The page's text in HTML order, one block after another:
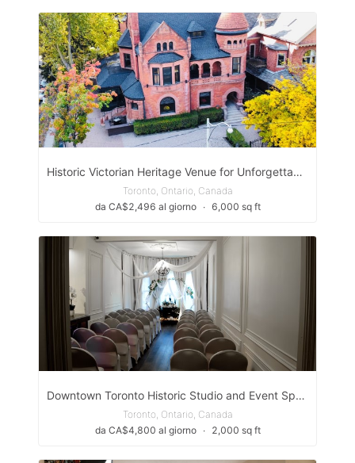
Historic Victorian Heritage Venue for Unforgettable Events
Toronto, Ontario, Canada
da CA$2,496 al giorno
∙ 6,000 sq ft
Downtown Toronto Historic Studio and Event Space
Toronto, Ontario, Canada
da CA$4,800 al giorno
∙ 2,000 sq ft